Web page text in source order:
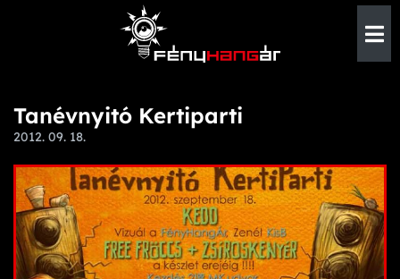
Tanévnyitó Kertiparti
2012. 09. 18.